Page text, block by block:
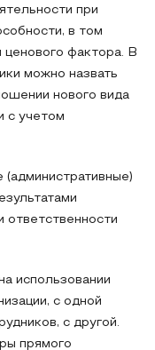
при
в том
ценового фактора. В
можно назвать
нового вида
с учетом
ответственности
использовании
с одной
с другой.
прямого